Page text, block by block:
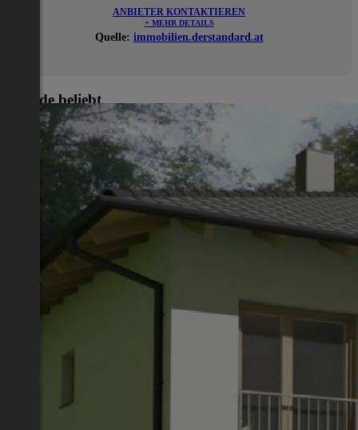
ANBIETER KONTAKTIEREN
+ MEHR DETAILS
Quelle: immobilien.derstandard.at
Gerade beliebt